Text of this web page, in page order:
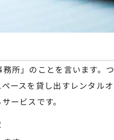
所」のことを言います。つ
ースを貸し出すレンタルオ
ービスです。